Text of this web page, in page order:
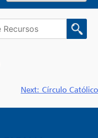
Powered by
Next: Círculo Católico